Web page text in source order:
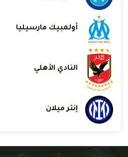
أولمبيك مارسيليا
النادي الأهلي
إنتر ميلان